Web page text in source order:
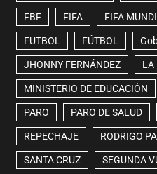
FBF FIFA FIFA
FUTBOL FÚTBOL
JHONNY FERNÁNDEZ LA
MINISTERIO DE EDUCACIÓN
PARO PARO DE SALUD
REPECHAJE RODRIGO
SANTA CRUZ SEGUNDA